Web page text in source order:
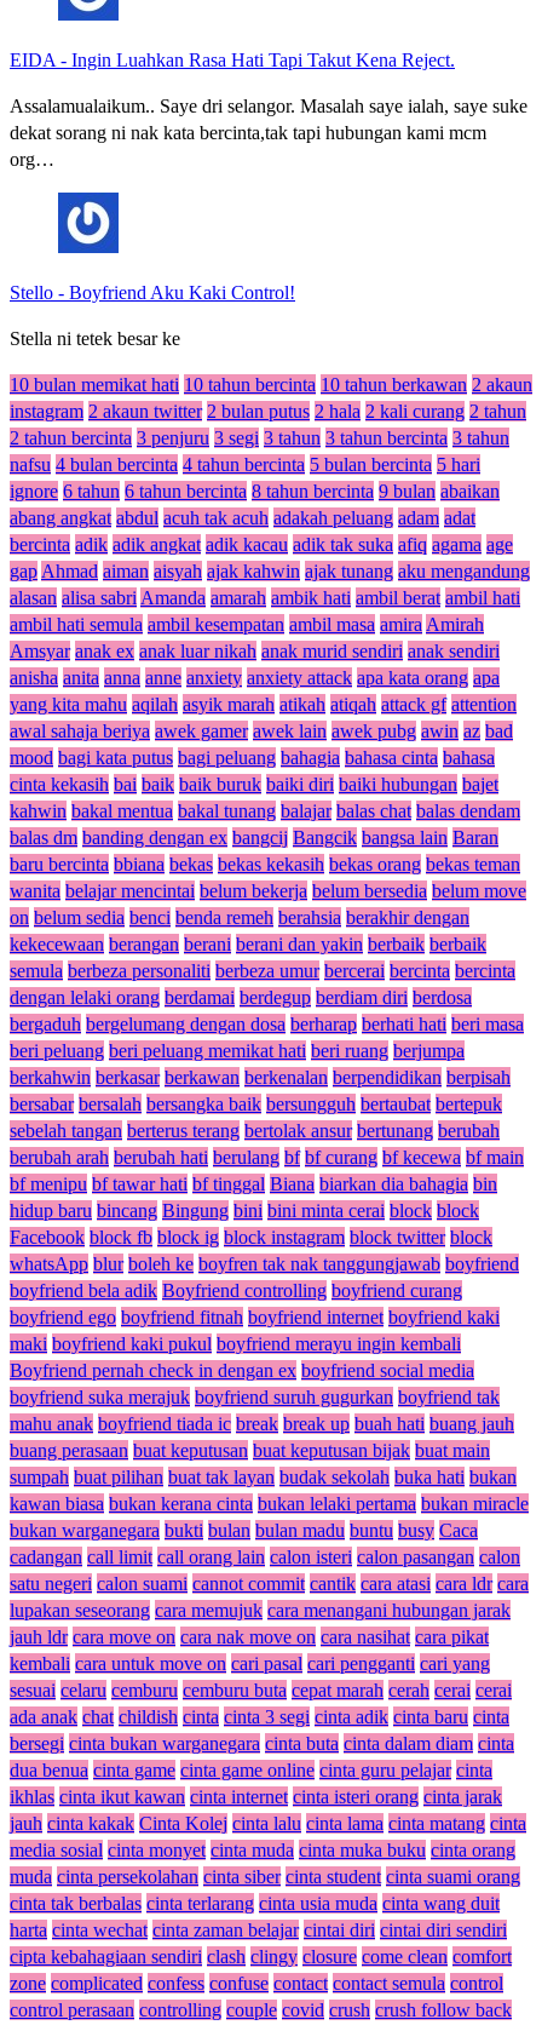
EIDA - Ingin Luahkan Rasa Hati Tapi Takut Kena Reject.
Assalamualaikum.. Saye dri selangor. Masalah saye ialah, saye suke
dekat sorang ni nak kata bercinta,tak tapi hubungan kami mcm
org…
Stello - Boyfriend Aku Kaki Control!
Stella ni tetek besar ke
10 bulan memikat hati 10 tahun bercinta 10 tahun berkawan 2 akaun
instagram 2 akaun twitter 2 bulan putus 2 hala 2 kali curang 2 tahun
2 tahun bercinta 3 penjuru 3 segi 3 tahun 3 tahun bercinta 3 tahun
nafsu 4 bulan bercinta 4 tahun bercinta 5 bulan bercinta 5 hari
ignore 6 tahun 6 tahun bercinta 8 tahun bercinta 9 bulan abaikan
abang angkat abdul acuh tak acuh adakah peluang adam adat
bercinta adik adik angkat adik kacau adik tak suka afiq agama age
gap Ahmad aiman aisyah ajak kahwin ajak tunang aku mengandung
alasan alisa sabri Amanda amarah ambik hati ambil berat ambil hati
ambil hati semula ambil kesempatan ambil masa amira Amirah
Amsyar anak ex anak luar nikah anak murid sendiri anak sendiri
anisha anita anna anne anxiety anxiety attack apa kata orang apa
yang kita mahu aqilah asyik marah atikah atiqah attack gf attention
awal sahaja beriya awek gamer awek lain awek pubg awin az bad
mood bagi kata putus bagi peluang bahagia bahasa cinta bahasa
cinta kekasih bai baik baik buruk baiki diri baiki hubungan bajet
kahwin bakal mentua bakal tunang balajar balas chat balas dendam
balas dm banding dengan ex bangcij Bangcik bangsa lain Baran
baru bercinta bbiana bekas bekas kekasih bekas orang bekas teman
wanita belajar mencintai belum bekerja belum bersedia belum move
on belum sedia benci benda remeh berahsia berakhir dengan
kekecewaan berangan berani berani dan yakin berbaik berbaik
semula berbeza personaliti berbeza umur bercerai bercinta bercinta
dengan lelaki orang berdamai berdegup berdiam diri berdosa
bergaduh bergelumang dengan dosa berharap berhati hati beri masa
beri peluang beri peluang memikat hati beri ruang berjumpa
berkahwin berkasar berkawan berkenalan berpendidikan berpisah
bersabar bersalah bersangka baik bersungguh bertaubat bertepuk
sebelah tangan berterus terang bertolak ansur bertunang berubah
berubah arah berubah hati berulang bf bf curang bf kecewa bf main
bf menipu bf tawar hati bf tinggal Biana biarkan dia bahagia bin
hidup baru bincang Bingung bini bini minta cerai block block
Facebook block fb block ig block instagram block twitter block
whatsApp blur boleh ke boyfren tak nak tanggungjawab boyfriend
boyfriend bela adik Boyfriend controlling boyfriend curang
boyfriend ego boyfriend fitnah boyfriend internet boyfriend kaki
maki boyfriend kaki pukul boyfriend merayu ingin kembali
Boyfriend pernah check in dengan ex boyfriend social media
boyfriend suka merajuk boyfriend suruh gugurkan boyfriend tak
mahu anak boyfriend tiada ic break break up buah hati buang jauh
buang perasaan buat keputusan buat keputusan bijak buat main
sumpah buat pilihan buat tak layan budak sekolah buka hati bukan
kawan biasa bukan kerana cinta bukan lelaki pertama bukan miracle
bukan warganegara bukti bulan bulan madu buntu busy Caca
cadangan call limit call orang lain calon isteri calon pasangan calon
satu negeri calon suami cannot commit cantik cara atasi cara ldr cara
lupakan seseorang cara memujuk cara menangani hubungan jarak
jauh ldr cara move on cara nak move on cara nasihat cara pikat
kembali cara untuk move on cari pasal cari pengganti cari yang
sesuai celaru cemburu cemburu buta cepat marah cerah cerai cerai
ada anak chat childish cinta cinta 3 segi cinta adik cinta baru cinta
bersegi cinta bukan warganegara cinta buta cinta dalam diam cinta
dua benua cinta game cinta game online cinta guru pelajar cinta
ikhlas cinta ikut kawan cinta internet cinta isteri orang cinta jarak
jauh cinta kakak Cinta Kolej cinta lalu cinta lama cinta matang cinta
media sosial cinta monyet cinta muda cinta muka buku cinta orang
muda cinta persekolahan cinta siber cinta student cinta suami orang
cinta tak berbalas cinta terlarang cinta usia muda cinta wang duit
harta cinta wechat cinta zaman belajar cintai diri cintai diri sendiri
cipta kebahagiaan sendiri clash clingy closure come clean comfort
zone complicated confess confuse contact contact semula control
control perasaan controlling couple covid crush crush follow back